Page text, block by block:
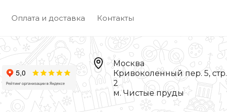
Оплата и доставка Контакты
Москва
Кривоколенный пер. 5, стр.
2
м. Чистые пруды